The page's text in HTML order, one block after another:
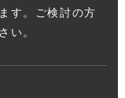
す。ご検討の方
い。